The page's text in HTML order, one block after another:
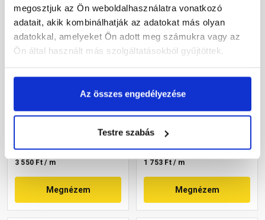
megosztjuk az Ön weboldalhasználatra vonatkozó
adatait, akik kombinálhatják az adatokat más olyan
adatokkal, amelyeket Ön adott meg számukra vagy az
Ön által használt más szolgáltatásokból gyűjtöttek.
Az összes engedélyezése
Testre szabás
fekete 32x500 cm
Rendelésre
17 750 Ft/ db
3 550 Ft / m
Megnézem
fekete 19x500 cm
Gyártói készleten
8 765 Ft/ tekercs
1 753 Ft / m
Megnézem